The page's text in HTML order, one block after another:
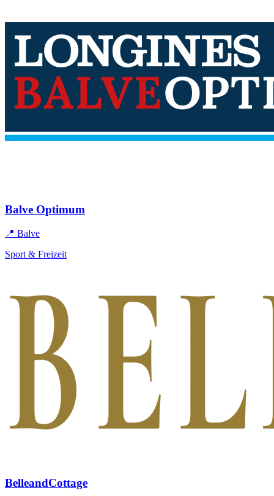
Balve Optimum
📍 Balve
Sport & Freizeit
BelleandCottage